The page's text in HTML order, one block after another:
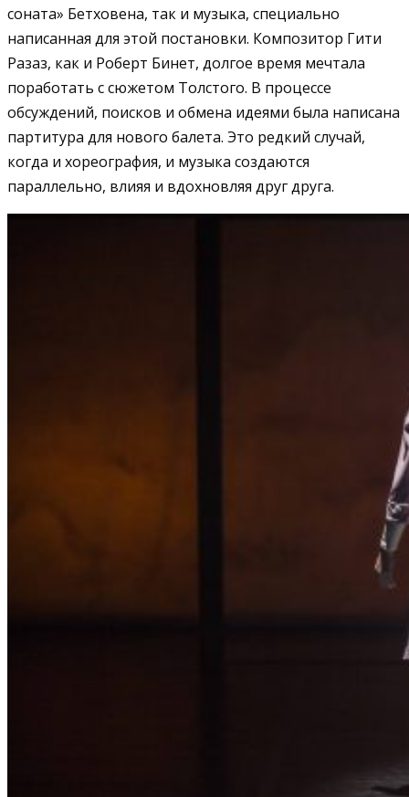
соната» Бетховена, так и музыка, специально
написанная для этой постановки. Композитор Гити
Разаз, как и Роберт Бинет, долгое время мечтала
поработать с сюжетом Толстого. В процессе
обсуждений, поисков и обмена идеями была написана
партитура для нового балета. Это редкий случай,
когда и хореография, и музыка создаются
параллельно, влияя и вдохновляя друг друга.